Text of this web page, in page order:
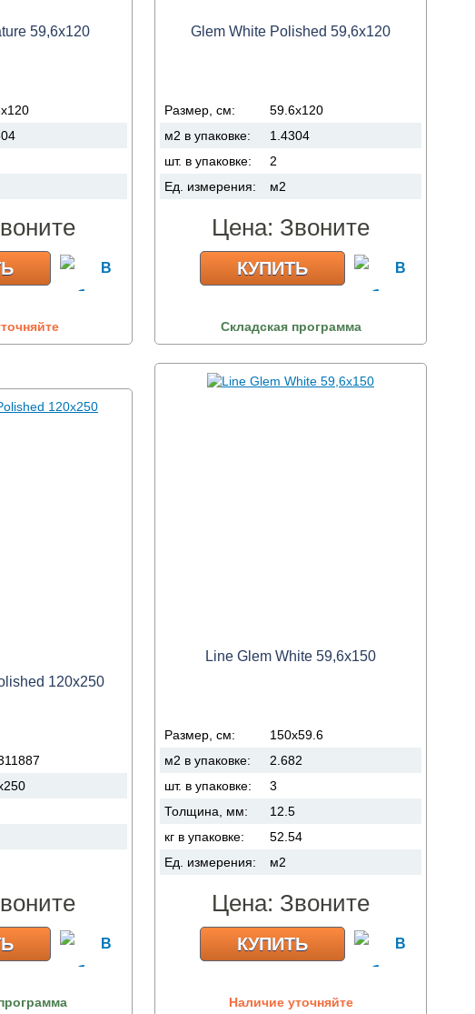
59,6x120 Glem White Polished 59,6x120
Размер, см:
59.6x120
м2 в упаковке:
1.4304
шт. в упаковке:
2
Ед. измерения:
м2
Цена: Звоните
КУПИТЬ
Складская программа
120x250
Line Glem White 59,6x150
Размер, см:
150x59.6
м2 в упаковке:
2.682
шт. в упаковке:
3
Толщина, мм:
12.5
кг в упаковке:
52.54
Ед. измерения:
м2
Цена: Звоните
КУПИТЬ
Наличие уточняйте